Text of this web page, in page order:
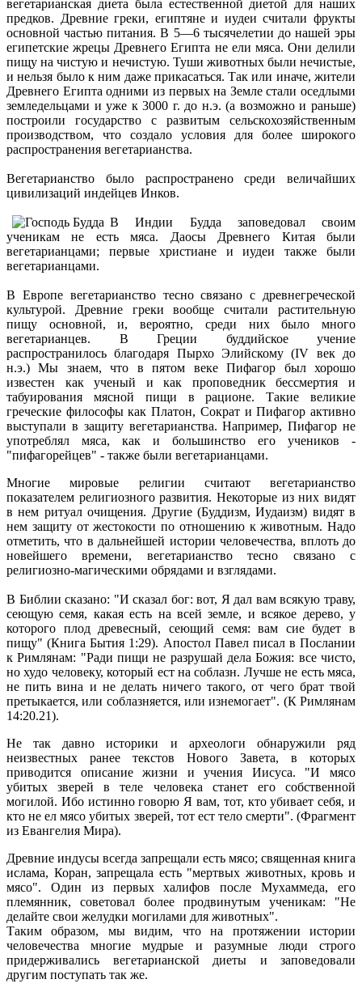
вегетарианская диета была естественной диетой для наших
предков. Древние греки, египтяне и иудеи считали фрукты
основной частью питания. В 5—6 тысячелетии до нашей эры
египетские жрецы Древнего Египта не ели мяса. Они делили
пищу на чистую и нечистую. Туши животных были нечистые,
и нельзя было к ним даже прикасаться. Так или иначе, жители
Древнего Египта одними из первых на Земле стали оседлыми
земледельцами и уже к 3000 г. до н.э. (а возможно и раньше)
построили государство с развитым сельскохозяйственным
производством, что создало условия для более широкого
распространения вегетарианства.
Вегетарианство было распространено среди величайших
цивилизаций индейцев Инков.
В Индии Будда заповедовал своим
ученикам не есть мяса. Даосы Древнего Китая были
вегетарианцами; первые христиане и иудеи также были
вегетарианцами.
В Европе вегетарианство тесно связано с древнегреческой
культурой. Древние греки вообще считали растительную
пищу основной, и, вероятно, среди них было много
вегетарианцев. В Греции буддийское учение
распространилось благодаря Пырхо Элийскому (IV век до
н.э.) Мы знаем, что в пятом веке Пифагор был хорошо
известен как ученый и как проповедник бессмертия и
табуирования мясной пищи в рационе. Такие великие
греческие философы как Платон, Сократ и Пифагор активно
выступали в защиту вегетарианства. Например, Пифагор не
употреблял мяса, как и большинство его учеников -
"пифагорейцев" - также были вегетарианцами.
Многие мировые религии считают вегетарианство
показателем религиозного развития. Некоторые из них видят
в нем ритуал очищения. Другие (Буддизм, Иудаизм) видят в
нем защиту от жестокости по отношению к животным. Надо
отметить, что в дальнейшей истории человечества, вплоть до
новейшего времени, вегетарианство тесно связано с
религиозно-магическими обрядами и взглядами.
В Библии сказано: "И сказал бог: вот, Я дал вам всякую траву,
сеющую семя, какая есть на всей земле, и всякое дерево, у
которого плод древесный, сеющий семя: вам сие будет в
пищу" (Книга Бытия 1:29). Апостол Павел писал в Послании
к Римлянам: "Ради пищи не разрушай дела Божия: все чисто,
но худо человеку, который ест на соблазн. Лучше не есть мяса,
не пить вина и не делать ничего такого, от чего брат твой
претыкается, или соблазняется, или изнемогает". (К Римлянам
14:20.21).
Не так давно историки и археологи обнаружили ряд
неизвестных ранее текстов Нового Завета, в которых
приводится описание жизни и учения Иисуса. "И мясо
убитых зверей в теле человека станет его собственной
могилой. Ибо истинно говорю Я вам, тот, кто убивает себя, и
кто не ел мясо убитых зверей, тот ест тело смерти". (Фрагмент
из Евангелия Мира).
Древние индусы всегда запрещали есть мясо; священная книга
ислама, Коран, запрещала есть "мертвых животных, кровь и
мясо". Один из первых халифов после Мухаммеда, его
племянник, советовал более продвинутым ученикам: "Не
делайте свои желудки могилами для животных".
Таким образом, мы видим, что на протяжении истории
человечества многие мудрые и разумные люди строго
придерживались вегетарианской диеты и заповедовали
другим поступать так же.